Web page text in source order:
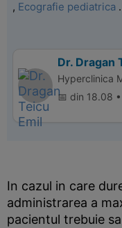
, Ecografie pediatrica .
Dr. Dragan
Hyperclinica
📅 din 18.08 •
In cazul in care
administrarea a
pacientul trebuie